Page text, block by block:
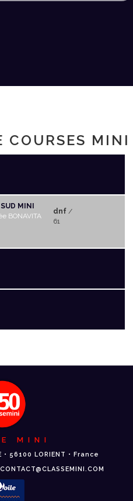
COURSES MINI
MINI
BONAVITA
dnf/
61
MINI
• 56100 LORIENT • France